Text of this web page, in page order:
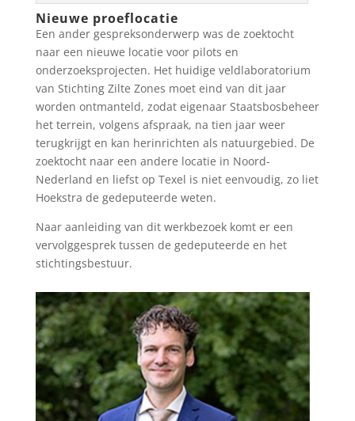
Nieuwe proeflocatie
Een ander gespreksonderwerp was de zoektocht
naar een nieuwe locatie voor pilots en
onderzoeksprojecten. Het huidige veldlaboratorium
van Stichting Zilte Zones moet eind van dit jaar
worden ontmanteld, zodat eigenaar Staatsbosbeheer
het terrein, volgens afspraak, na tien jaar weer
terugkrijgt en kan herinrichten als natuurgebied. De
zoektocht naar een andere locatie in Noord-
Nederland en liefst op Texel is niet eenvoudig, zo liet
Hoekstra de gedeputeerde weten.
Naar aanleiding van dit werkbezoek komt er een
vervolggesprek tussen de gedeputeerde en het
stichtingsbestuur.